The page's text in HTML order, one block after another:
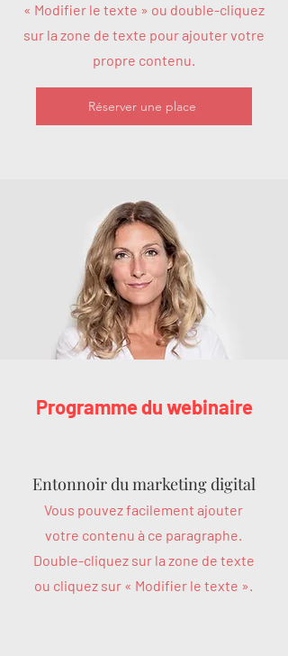
« Modifier le texte » ou double-cliquez
sur la zone de texte pour ajouter votre
propre contenu.
Réserver une place
Programme du webinaire
Entonnoir du marketing digital
Vous pouvez facilement ajouter
votre contenu à ce paragraphe.
Double-cliquez sur la zone de texte
ou cliquez sur « Modifier le texte ».